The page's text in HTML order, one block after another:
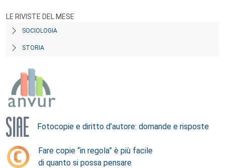
LE RIVISTE DEL MESE
SOCIOLOGIA
STORIA
Fotocopie e diritto d’autore: domande e risposte
Fare copie “in regola” è più facile
di quanto si possa pensare